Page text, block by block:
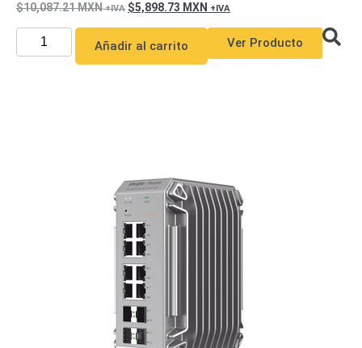
10,087.21MXN 5,898.73 MXN
Añadir al carrito Ver Producto